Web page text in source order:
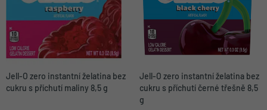
Jell-O zero instantní želatina bez
cukru s příchutí maliny 8,5 g
Jell-O zero instantní želatina bez
cukru s příchutí černé třešně 8,5
g